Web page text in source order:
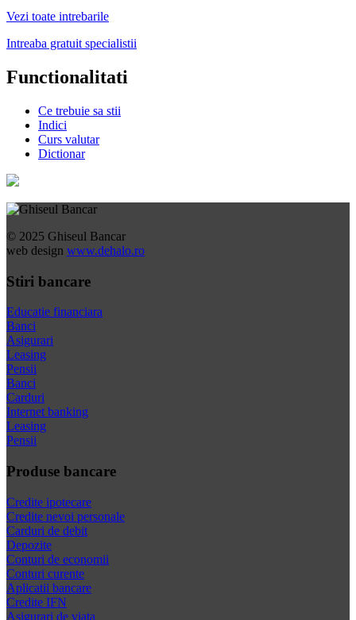
Vezi toate intrebarile
Intreaba gratuit specialistii
Functionalitati
Ce trebuie sa stii
Indici
Curs valutar
Dictionar
© 2025 Ghiseul Bancar
web design www.dehalo.ro
Stiri bancare
Educatie financiara
Banci
Asigurari
Leasing
Pensii
Banci
Carduri
Internet banking
Leasing
Pensii
Produse bancare
Credite ipotecare
Credite nevoi personale
Carduri de debit
Depozite
Conturi de economii
Conturi curente
Aplicatii bancare
Credite IFN
Asigurari de viata